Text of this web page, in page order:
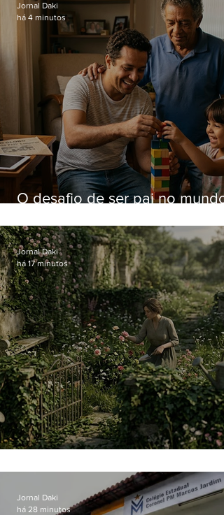
O desafio de ser pai no mundo
Jornal Daki
há 4 minutos
Jornal Daki
há 17 minutos
Jornal Daki
há 28 minutos